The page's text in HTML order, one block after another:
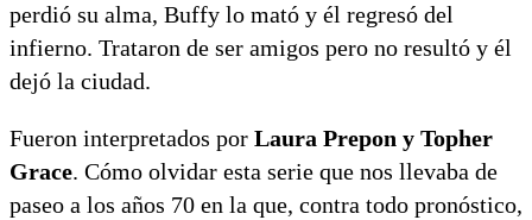
perdió su alma, Buffy lo mató y él regresó del
infierno. Trataron de ser amigos pero no resultó y él
dejó la ciudad.
Fueron interpretados por Laura Prepon y Topher
Grace. Cómo olvidar esta serie que nos llevaba de
paseo a los años 70 en la que, contra todo pronóstico,